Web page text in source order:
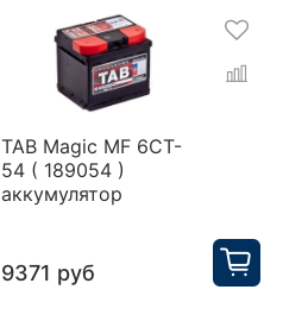
TAB Magic MF 6CT-
54 ( 189054 )
аккумулятор
9371 руб